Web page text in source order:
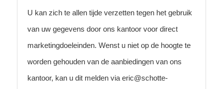
U kan zich te allen tijde verzetten tegen het gebruik
van uw gegevens door ons kantoor voor direct
marketingdoeleinden. Wenst u niet op de hoogte te
worden gehouden van de aanbiedingen van ons
kantoor, kan u dit melden via eric@schotte-